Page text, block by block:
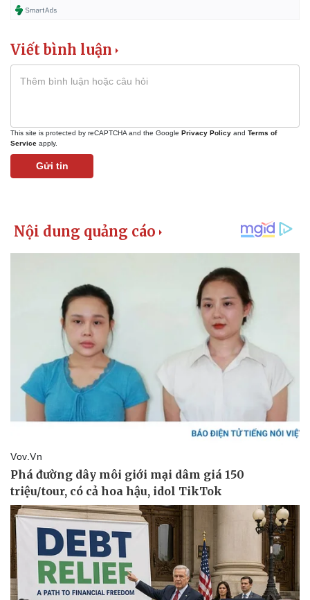
Viết bình luận
This site is protected by reCAPTCHA and the Google Privacy Policy and Terms of
Service apply.
Gửi tin